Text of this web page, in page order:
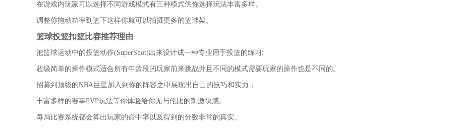
在游戏内玩家可以选择不同游戏模式有三种模式供你选择玩法丰富多样。
调整你拖动功率到篮下这样你就可以拍摄更多的篮球架。
篮球投篮扣篮比赛推荐理由
把篮球运动中的投篮动作(SuperShot)出来设计成一种专业用于投篮的练习;
超级简单的操作模式适合所有年龄段的玩家前来挑战并且不同的模式需要玩家的操作也是不同的。
招募到顶级的NBA巨星加入到你的阵容之中展现出自己的技巧和实力；
丰富多样的赛事PVP玩法等你体验给你无与伦比的刺激快感。
每局比赛系统都会算出玩家的命中率以及得到的分数非常的真实。